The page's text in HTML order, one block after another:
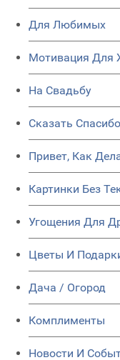
Для Любимых
Мотивация Для
На Свадьбу
Сказать Спасибо
Привет, Как
Картинки Без
Угощения Для
Цветы И
Дача / Огород
Комплименты
Новости И